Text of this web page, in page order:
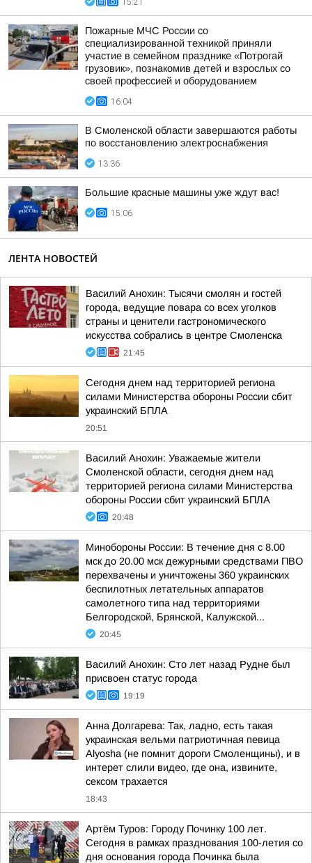
15:21
Пожарные МЧС России со
специализированной техникой приняли
участие в семейном празднике «Потрогай
грузовик», познакомив детей и взрослых со
своей профессией и оборудованием
16:04
В Смоленской области завершаются работы
по восстановлению электроснабжения
13:36
Большие красные машины уже ждут вас!
15:06
ЛЕНТА НОВОСТЕЙ
Василий Анохин: Тысячи смолян и гостей
города, ведущие повара со всех уголков
страны и ценители гастрономического
искусства собрались в центре Смоленска
21:45
Сегодня днем над территорией региона
силами Министерства обороны России сбит
украинский БПЛА
20:51
Василий Анохин: Уважаемые жители
Смоленской области, сегодня днем над
территорией региона силами Министерства
обороны России сбит украинский БПЛА
20:48
Минобороны России: В течение дня с 8.00
мск до 20.00 мск дежурными средствами ПВО
перехвачены и уничтожены 360 украинских
беспилотных летательных аппаратов
самолетного типа над территориями
Белгородской, Брянской, Калужской...
20:45
Василий Анохин: Сто лет назад Рудне был
присвоен статус города
19:19
Анна Долгарева: Так, ладно, есть такая
украинская вельми патриотичная певица
Alyosha (не помнит дороги Смоленщины), и в
интерет слили видео, где она, извините,
сексом трахается
18:43
Артём Туров: Городу Починку 100 лет.
Сегодня в рамках празднования 100-летия со
дня основания города Починка была